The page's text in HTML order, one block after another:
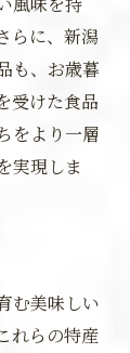
らに、新潟
も、お歳暮
受けた食品
をより一層
実現しま
む美味しい
れらの特産